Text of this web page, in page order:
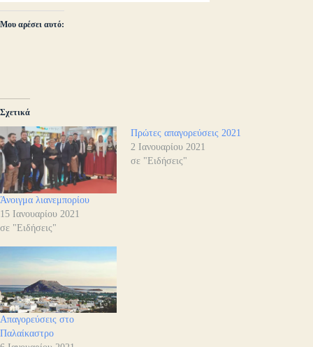
Μου αρέσει αυτό:
Σχετικά
Άνοιγμα λιανεμπορίου
15 Ιανουαρίου 2021
σε "Ειδήσεις"
Πρώτες απαγορεύσεις 2021
2 Ιανουαρίου 2021
σε "Ειδήσεις"
Απαγορεύσεις στο
Παλαίκαστρο